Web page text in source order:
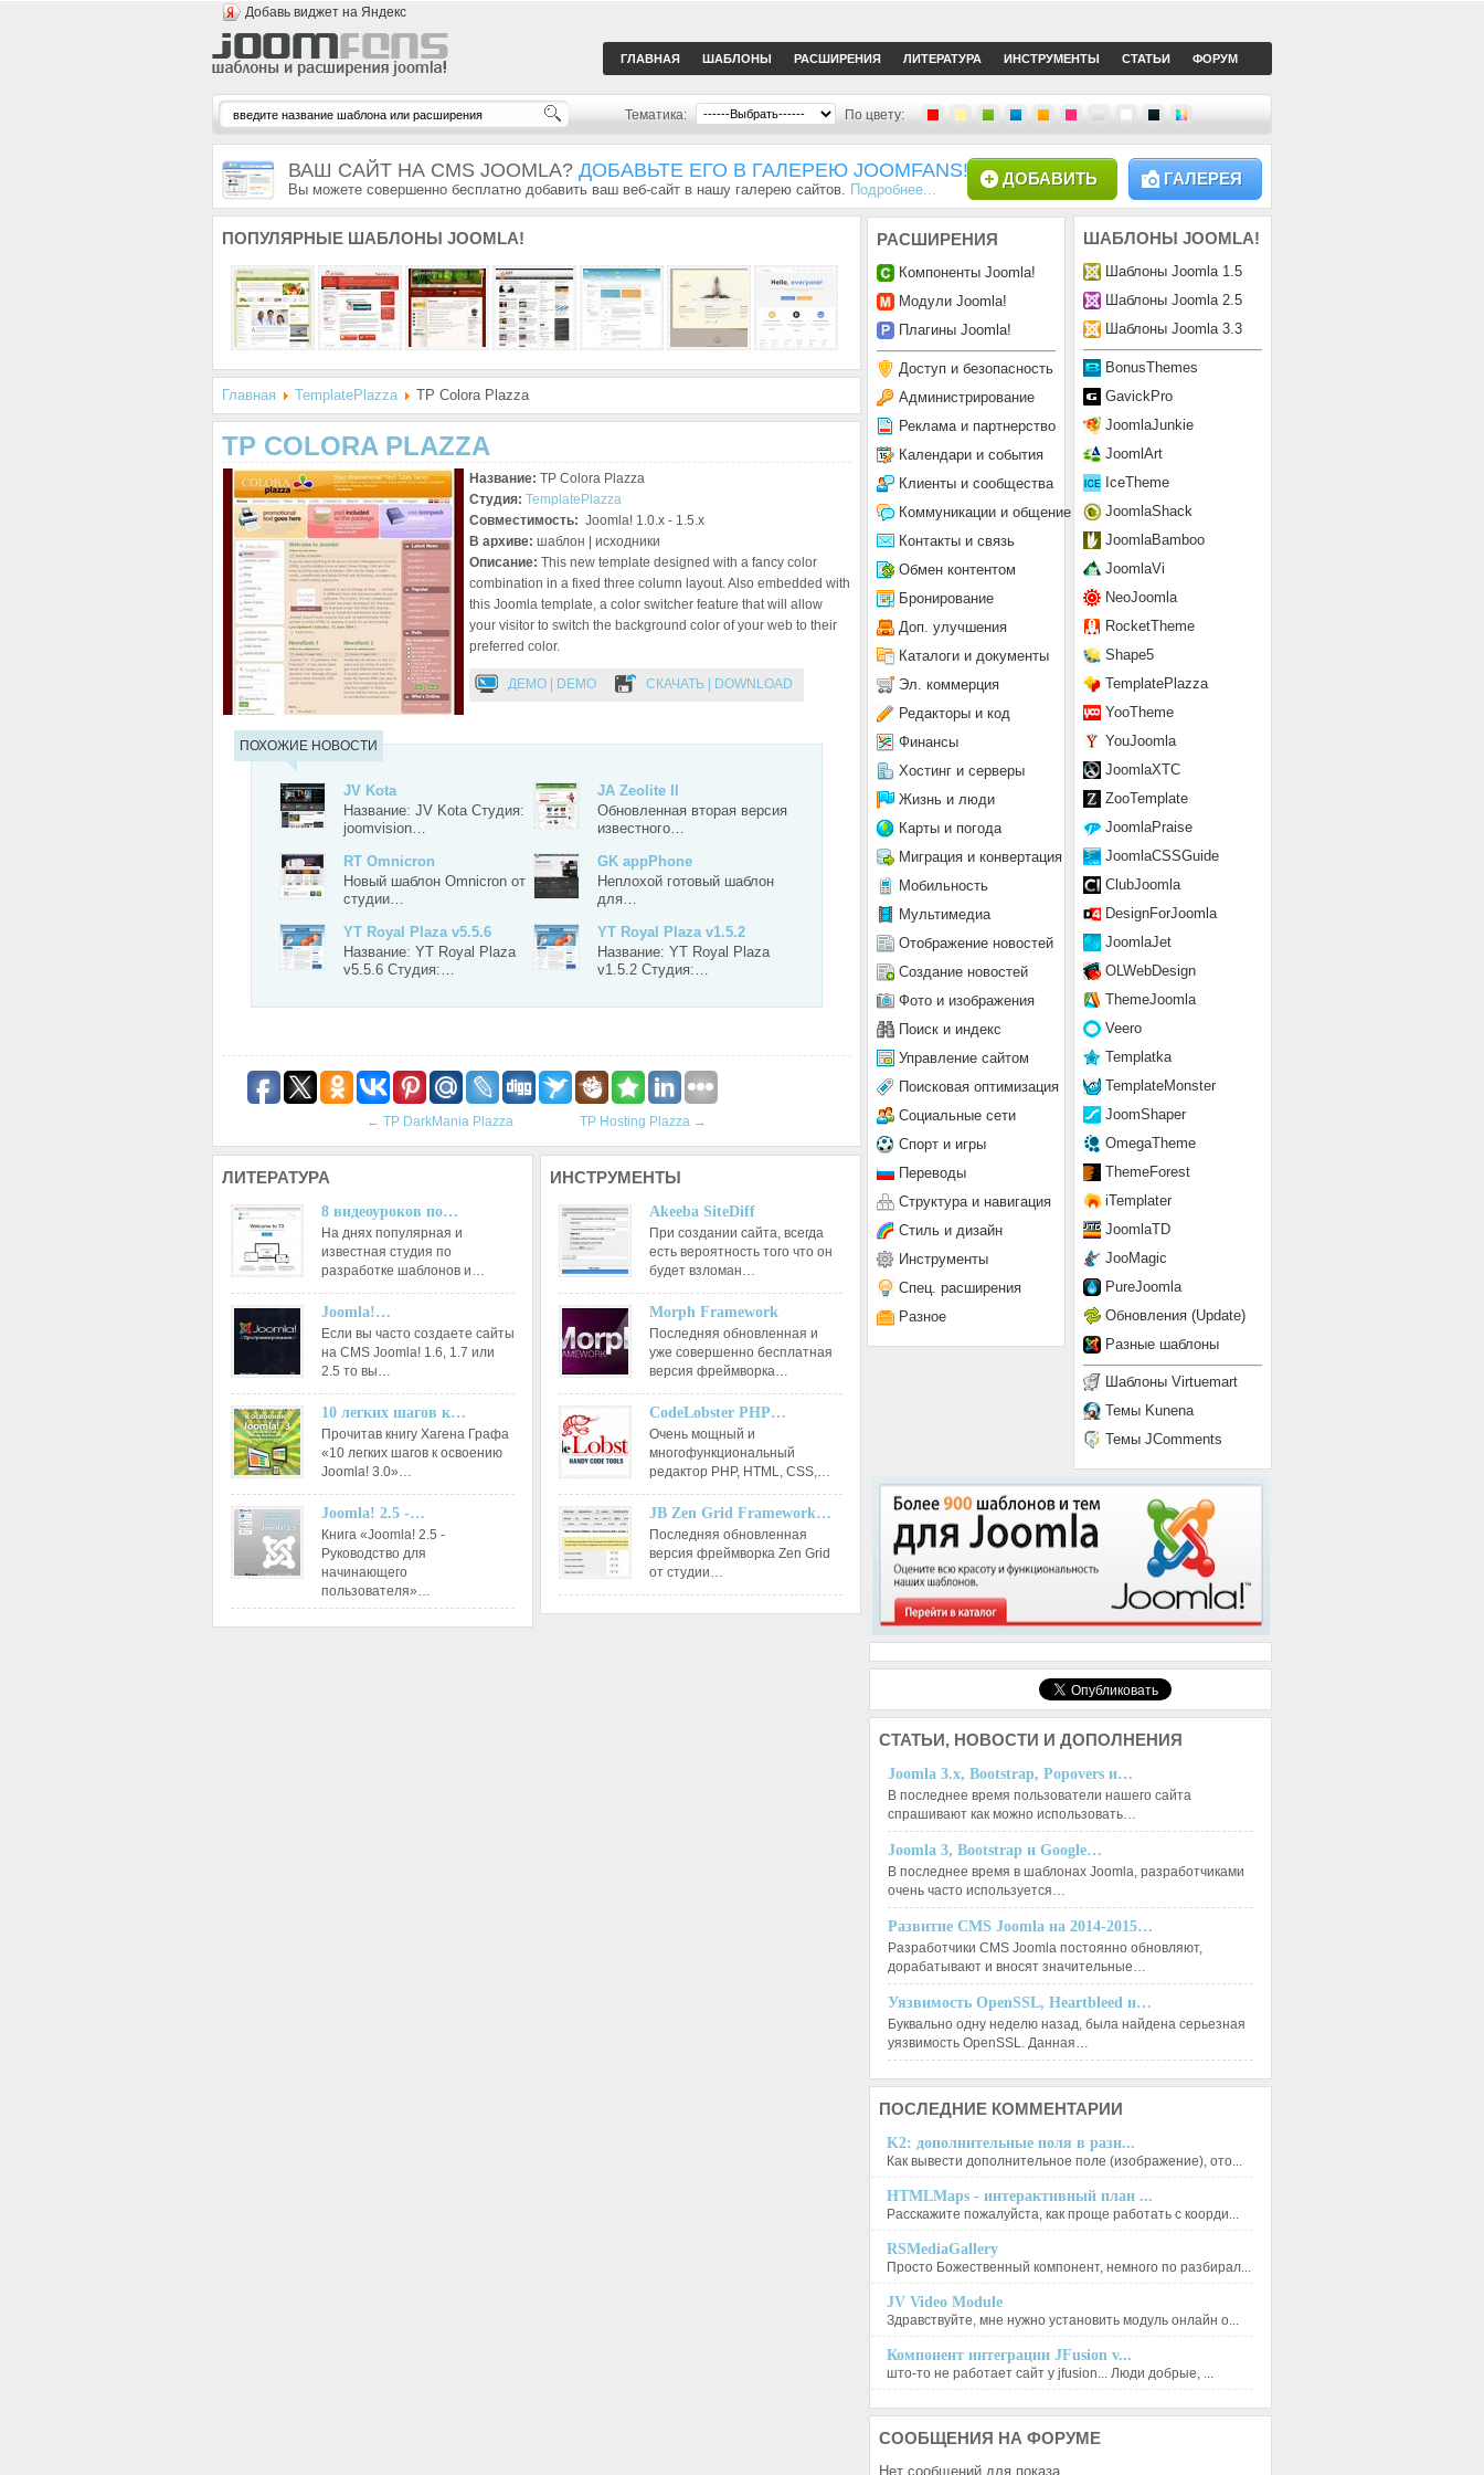
Добавь виджет на Яндекс
ГЛАВНАЯ ШАБЛОНЫ РАСШИРЕНИЯ ЛИТЕРАТУРА ИНСТРУМЕНТЫ СТАТЬИ ФОРУМ
Тематика: По цвету:
ВАШ САЙТ НА CMS JOOMLA? ДОБАВЬТЕ ЕГО В ГАЛЕРЕЮ JOOMFANS!
Вы можете совершенно бесплатно добавить ваш веб-сайт в нашу галерею сайтов. Подробнее...
ГАЛЕРЕЯ
ДОБАВИТЬ
ПОПУЛЯРНЫЕ ШАБЛОНЫ JOOMLA!
Главная TemplatePlazza TP Colora Plazza
TP COLORA PLAZZA
Название: TP Colora Plazza
Студия: TemplatePlazza
Совместимость: Joomla! 1.0.x - 1.5.x
В архиве: шаблон | исходники
Описание: This new template designed with a fancy color
combination in a fixed three column layout. Also embedded with
this Joomla template, a color switcher feature that will allow
your visitor to switch the background color of your web to their
preferred color.
ДЕМО | DEMO СКАЧАТЬ | DOWNLOAD
ПОХОЖИЕ НОВОСТИ
JV Kota
Название: JV Kota Студия:
joomvision…
JA Zeolite II
Обновленная вторая версия
известного…
RT Omnicron
Новый шаблон Omnicron от
студии…
GK appPhone
Неплохой готовый шаблон
для…
YT Royal Plaza v5.5.6
Название: YT Royal Plaza
v5.5.6 Студия:…
YT Royal Plaza v1.5.2
Название: YT Royal Plaza
v1.5.2 Студия:…
← TP DarkMania Plazza TP Hosting Plazza →
ЛИТЕРАТУРА
8 видеоуроков по…
На днях популярная и
известная студия по
разработке шаблонов и…
Joomla!…
Если вы часто создаете сайты
на CMS Joomla! 1.6, 1.7 или
2.5 то вы…
10 легких шагов к…
Прочитав книгу Хагена Графа
«10 легких шагов к освоению
Joomla! 3.0»…
Joomla! 2.5 -…
Книга «Joomla! 2.5 -
Руководство для
начинающего
пользователя»…
ИНСТРУМЕНТЫ
Akeeba SiteDiff
При создании сайта, всегда
есть вероятность того что он
будет взломан…
Morph Framework
Последняя обновленная и
уже совершенно бесплатная
версия фреймворка…
CodeLobster PHP…
Очень мощный и
многофункциональный
редактор РНР, HTML, CSS,…
JB Zen Grid Framework…
Последняя обновленная
версия фреймворка Zen Grid
от студии…
ШАБЛОНЫ JOOMLA!
Шаблоны Joomla 1.5
Шаблоны Joomla 2.5
Шаблоны Joomla 3.3
BonusThemes
GavickPro
JoomlaJunkie
JoomlArt
IceTheme
JoomlaShack
JoomlaBamboo
JoomlaVi
NeoJoomla
RocketTheme
Shape5
TemplatePlazza
YooTheme
YouJoomla
JoomlaXTC
ZooTemplate
JoomlaPraise
JoomlaCSSGuide
ClubJoomla
DesignForJoomla
JoomlaJet
OLWebDesign
ThemeJoomla
Veero
Templatka
TemplateMonster
JoomShaper
OmegaTheme
ThemeForest
iTemplater
JoomlaTD
JooMagic
PureJoomla
Обновления (Update)
Разные шаблоны
Шаблоны Virtuemart
Темы Kunena
Темы JComments
РАСШИРЕНИЯ
Компоненты Joomla!
Модули Joomla!
Плагины Joomla!
Доступ и безопасность
Администрирование
Реклама и партнерство
Календари и события
Клиенты и сообщества
Коммуникации и общение
Контакты и связь
Обмен контентом
Бронирование
Доп. улучшения
Каталоги и документы
Эл. коммерция
Редакторы и код
Финансы
Хостинг и серверы
Жизнь и люди
Карты и погода
Миграция и конвертация
Мобильность
Мультимедиа
Отображение новостей
Создание новостей
Фото и изображения
Поиск и индекс
Управление сайтом
Поисковая оптимизация
Социальные сети
Спорт и игры
Переводы
Структура и навигация
Стиль и дизайн
Инструменты
Спец. расширения
Разное
СТАТЬИ, НОВОСТИ И ДОПОЛНЕНИЯ
Joomla 3.x, Bootstrap, Popovers и…
В последнее время пользователи нашего сайта
спрашивают как можно использовать…
Joomla 3, Bootstrap и Google…
В последнее время в шаблонах Joomla, разработчиками
очень часто используется…
Развитие CMS Joomla на 2014-2015…
Разработчики CMS Joomla постоянно обновляют,
дорабатывают и вносят значительные…
Уязвимость OpenSSL, Heartbleed и…
Буквально одну неделю назад, была найдена серьезная
уязвимость OpenSSL. Данная…
ПОСЛЕДНИЕ КОММЕНТАРИИ
K2: дополнительные поля в разн...
Как вывести дополнительное поле (изображение), ото...
HTMLMaps - интерактивный план ...
Расскажите пожалуйста, как проще работать с коорди...
RSMediaGallery
Просто Божественный компонент, немного по разбирал...
JV Video Module
Здравствуйте, мне нужно установить модуль онлайн о...
Компонент интеграции JFusion v...
што-то не работает сайт у jfusion... Люди добрые, ...
СООБЩЕНИЯ НА ФОРУМЕ
Нет сообщений для показа